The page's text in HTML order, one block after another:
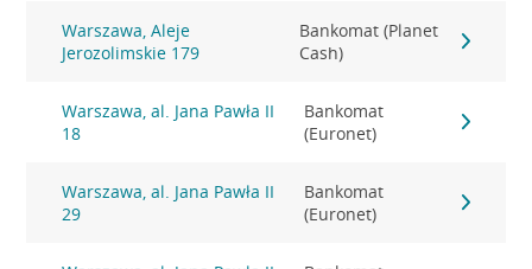
Warszawa, Aleje
Jerozolimskie 179
Bankomat (Planet
Cash)
Warszawa, al. Jana Pawła II
18
Bankomat
(Euronet)
Warszawa, al. Jana Pawła II
29
Bankomat
(Euronet)